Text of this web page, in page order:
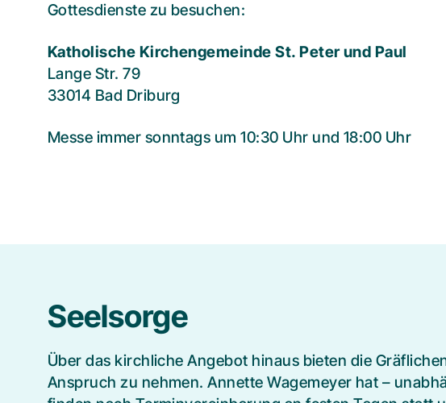
Gottesdienste zu besuchen:
Katholische Kirchengemeinde St. Peter und Paul
Lange Str. 79
33014 Bad Driburg
Messe immer sonntags um 10:30 Uhr und 18:00 Uhr
Seelsorge
Über das kirchliche Angebot hinaus bieten die
Anspruch zu nehmen. Annette Wagemeyer hat –